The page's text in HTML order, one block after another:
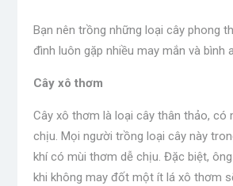
Bạn nên trồng những loại cây phong
đình luôn gặp nhiều may mắn và bình
Cây xô thơm
Cây xô thơm là loại cây thân thảo, có
chịu. Mọi người trồng loại cây này
khí có mùi thơm dễ chịu. Đặc biệt,
khi không may đốt một ít lá xô thơm